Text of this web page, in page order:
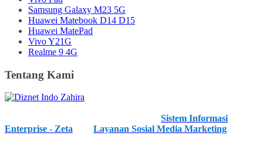
Samsung Galaxy M23 5G
Huawei Matebook D14 D15
Huawei MatePad
Vivo Y21G
Realme 9 4G
Tentang Kami
Sistem Informasi
Enterprise - Zeta
Layanan Sosial Media Marketing